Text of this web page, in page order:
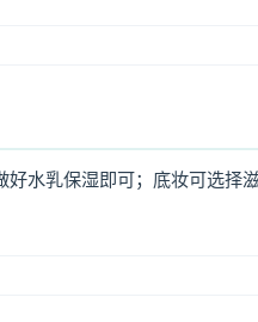
水乳保湿即可；底妆可选择